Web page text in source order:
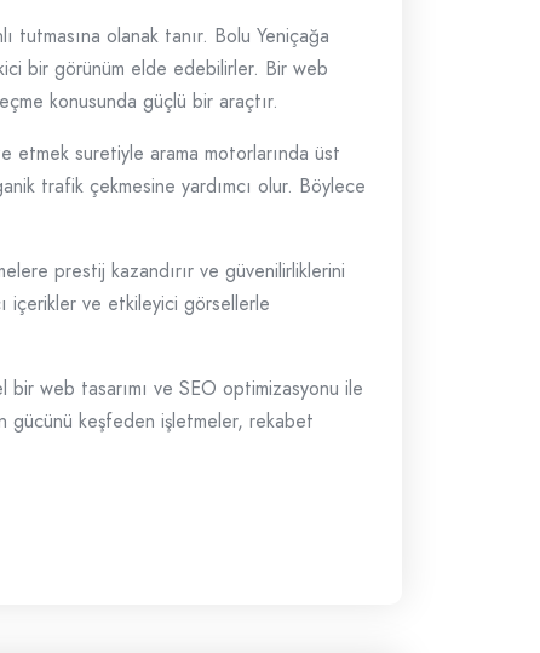
tutmasına olanak tanır. Bolu Yeniçağa
bir görünüm elde edebilirler. Bir web
konusunda güçlü bir araçtır.
etmek suretiyle arama motorlarında üst
trafik çekmesine yardımcı olur. Böylece
prestij kazandırır ve güvenilirliklerini
içerikler ve etkileyici görsellerle
bir web tasarımı ve SEO optimizasyonu ile
gücünü keşfeden işletmeler, rekabet